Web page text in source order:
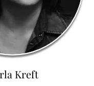
Kreft